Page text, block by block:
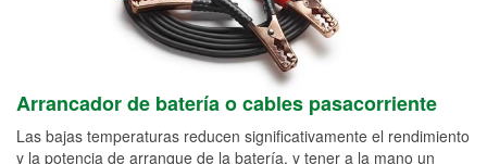
Arrancador de batería o cables pasacorriente
Las bajas temperaturas reducen significativamente el rendimiento
y la potencia de arranque de la batería, y tener a la mano un